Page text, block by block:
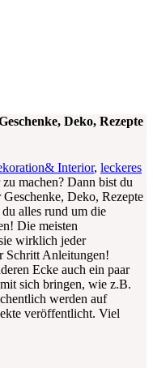
Deko, Rezepte
Interior, leckeres
machen? Dann bist du
Deko, Rezepte
alles rund um die
Die meisten
wirklich jeder
Schritt Anleitungen!
Ecke auch ein paar
sich bringen, wie z.B.
werden auf
veröffentlicht. Viel